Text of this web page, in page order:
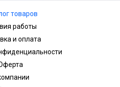
товаров
работы
и оплата